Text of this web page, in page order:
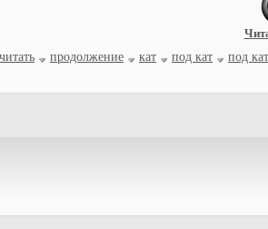
читать продолжение кат под кат под